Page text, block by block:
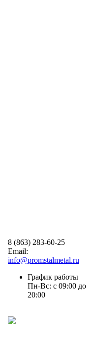
8 (863) 283-60-25
Email:
info@promstalmetal.ru
График работы
Пн-Вс: с 09:00 до
20:00